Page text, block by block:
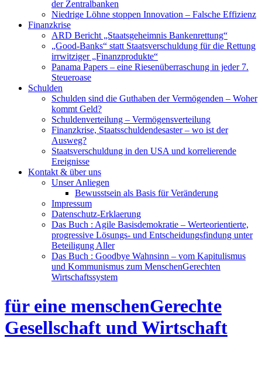
der Zentralbanken
Niedrige Löhne stoppen Innovation – Falsche Effizienz
Finanzkrise
ARD Bericht „Staatsgeheimnis Bankenrettung“
„Good-Banks“ statt Staatsverschuldung für die Rettung
irrwitziger „Finanzprodukte“
Panama Papers – eine Riesenüberraschung in jeder 7.
Steueroase
Schulden
Schulden sind die Guthaben der Vermögenden – Woher
kommt Geld?
Schuldenverteilung – Vermögensverteilung
Finanzkrise, Staatsschuldendesaster – wo ist der
Ausweg?
Staatsverschuldung in den USA und korrelierende
Ereignisse
Kontakt & über uns
Unser Anliegen
Bewusstsein als Basis für Veränderung
Impressum
Datenschutz-Erklaerung
Das Buch : Agile Basisdemokratie – Werteorientierte,
progressive Lösungs- und Entscheidungsfindung unter
Beteiligung Aller
Das Buch : Goodbye Wahnsinn – vom Kapitulismus
und Kommunismus zum MenschenGerechten
Wirtschaftssystem
für eine menschenGerechte
Gesellschaft und Wirtschaft